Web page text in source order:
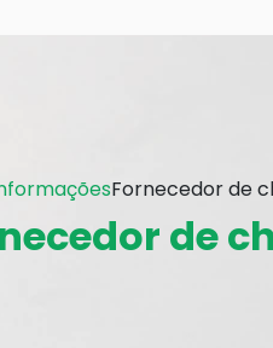
Fornecedor de
de